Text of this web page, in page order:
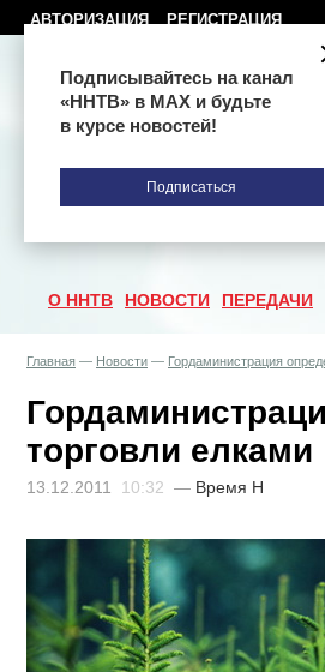
АВТОРИЗАЦИЯ РЕГИСТРАЦИЯ
О ННТВ НОВОСТИ ПЕРЕДАЧИ
Главная — Новости — Гордаминистрация
торговли елками
13.12.2011 10:32 — Время Н
Подписывайтесь на канал
«ННТВ» в МАХ и будьте
в курсе новостей!
Подписаться